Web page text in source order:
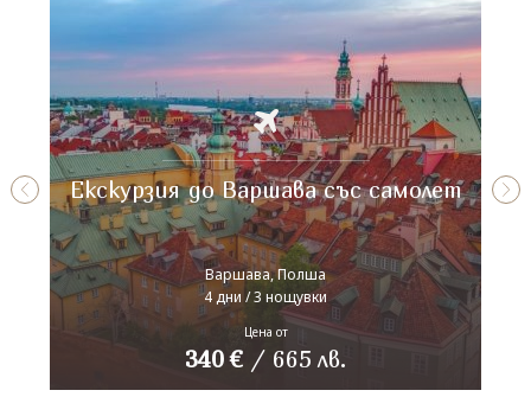
Екскурзия до Варшава със самолет
Варшава, Полша
4 дни / 3 нощувки
Цена от
340 € / 665 лв.